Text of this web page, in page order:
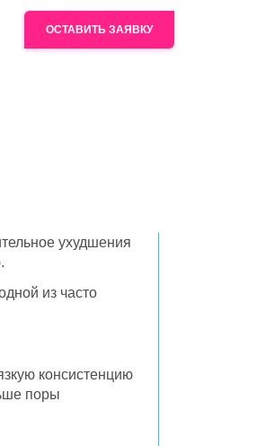
ОСТАВИТЬ ЗАЯВКУ
ухудшения
из часто
консистенцию
поры
«Аве-Медико» станет для них
подарком.
предоставляемую
разницу можно
или банковской